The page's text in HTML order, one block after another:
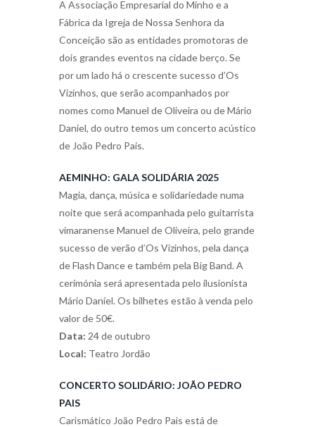
A Associação Empresarial do Minho e a
Fábrica da Igreja de Nossa Senhora da
Conceição são as entidades promotoras de
dois grandes eventos na cidade berço. Se
por um lado há o crescente sucesso d’Os
Vizinhos, que serão acompanhados por
nomes como Manuel de Oliveira ou de Mário
Daniel, do outro temos um concerto acústico
de João Pedro Pais.
AEMINHO: GALA SOLIDÁRIA 2025
Magia, dança, música e solidariedade numa
noite que será acompanhada pelo guitarrista
vimaranense Manuel de Oliveira, pelo grande
sucesso de verão d’Os Vizinhos, pela dança
de Flash Dance e também pela Big Band. A
cerimónia será apresentada pelo ilusionista
Mário Daniel. Os bilhetes estão à venda pelo
valor de 50€.
Data: 24 de outubro
Local: Teatro Jordão
CONCERTO SOLIDÁRIO: JOÃO PEDRO
PAIS
Carismático João Pedro Pais está de